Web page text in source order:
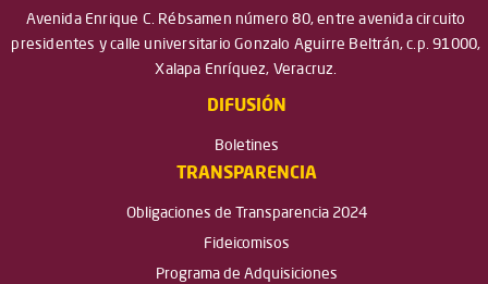
Avenida Enrique C. Rébsamen número 80, entre avenida circuito
presidentes y calle universitario Gonzalo Aguirre Beltrán, c.p. 91000,
Xalapa Enríquez, Veracruz.
DIFUSIÓN
Boletines
TRANSPARENCIA
Obligaciones de Transparencia 2024
Fideicomisos
Programa de Adquisiciones